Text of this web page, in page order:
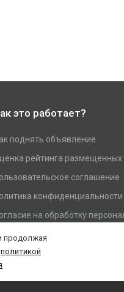
это работает?
поднять объявление
рейтинга размещенных
соглашение
конфиденциальности
на обработку
продолжая
политикой